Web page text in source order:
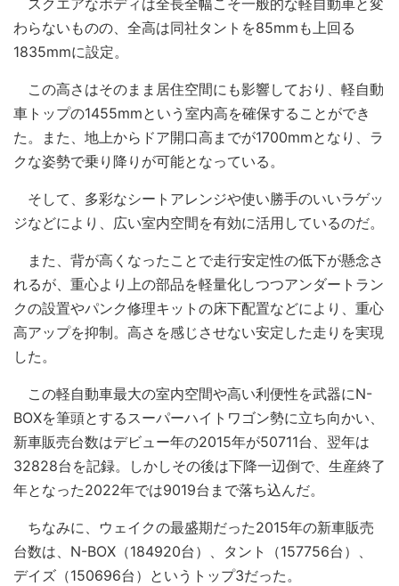
わらないものの、全高は同社タントを85mmも上回る
1835mmに設定。
この高さはそのまま居住空間にも影響しており、軽自動
車トップの1455mmという室内高を確保することができ
た。また、地上からドア開口高までが1700mmとなり、ラ
クな姿勢で乗り降りが可能となっている。
そして、多彩なシートアレンジや使い勝手のいいラゲッ
ジなどにより、広い室内空間を有効に活用しているのだ。
また、背が高くなったことで走行安定性の低下が懸念さ
れるが、重心より上の部品を軽量化しつつアンダートラン
クの設置やパンク修理キットの床下配置などにより、重心
高アップを抑制。高さを感じさせない安定した走りを実現
した。
この軽自動車最大の室内空間や高い利便性を武器にN-
BOXを筆頭とするスーパーハイトワゴン勢に立ち向かい、
新車販売台数はデビュー年の2015年が50711台、翌年は
32828台を記録。しかしその後は下降一辺倒で、生産終了
年となった2022年では9019台まで落ち込んだ。
ちなみに、ウェイクの最盛期だった2015年の新車販売
台数は、N-BOX（184920台）、タント（157756台）、
デイズ（150696台）というトップ3だった。